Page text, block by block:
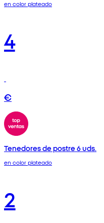
en color plateado
4
€
Tenedores de postre 6 uds.
en color plateado
2